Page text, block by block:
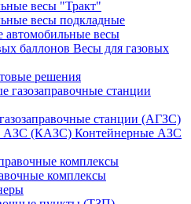
весы "Тракт"
весы подкладные
весы
Весы для газовых
решения
станции (АГЗС)
Контейнерные АЗС
комплексы